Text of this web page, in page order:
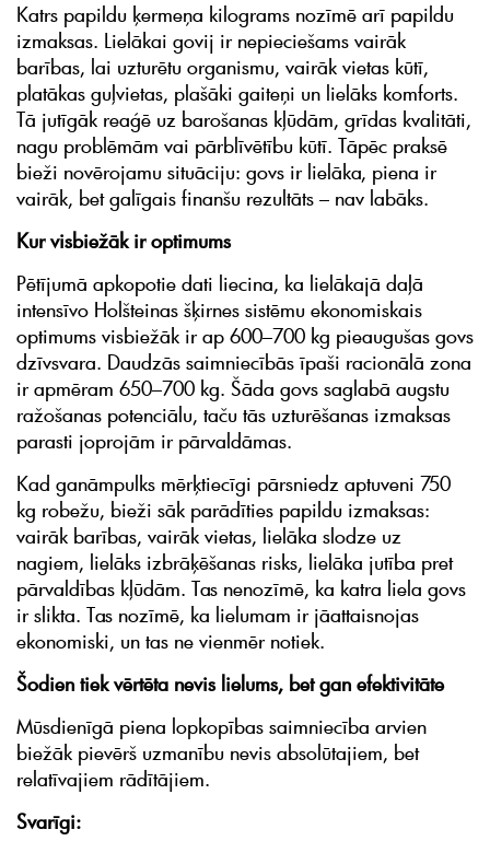
Katrs papildu ķermeņa kilograms nozīmē arī papildu
izmaksas. Lielākai govij ir nepieciešams vairāk
barības, lai uzturētu organismu, vairāk vietas kūtī,
platākas guļvietas, plašāki gaiteņi un lielāks komforts.
Tā jutīgāk reaģē uz barošanas kļūdām, grīdas kvalitāti,
nagu problēmām vai pārblīvētību kūtī. Tāpēc praksē
bieži novērojamu situāciju: govs ir lielāka, piena ir
vairāk, bet galīgais finanšu rezultāts – nav labāks.
Kur visbiežāk ir optimums
Pētījumā apkopotie dati liecina, ka lielākajā daļā
intensīvo Holšteinas šķirnes sistēmu ekonomiskais
optimums visbiežāk ir ap 600–700 kg pieaugušas govs
dzīvsvara. Daudzās saimniecībās īpaši racionālā zona
ir apmēram 650–700 kg. Šāda govs saglabā augstu
ražošanas potenciālu, taču tās uzturēšanas izmaksas
parasti joprojām ir pārvaldāmas.
Kad ganāmpulks mērķtiecīgi pārsniedz aptuveni 750
kg robežu, bieži sāk parādīties papildu izmaksas:
vairāk barības, vairāk vietas, lielāka slodze uz
nagiem, lielāks izbrāķēšanas risks, lielāka jutība pret
pārvaldības kļūdām. Tas nenozīmē, ka katra liela govs
ir slikta. Tas nozīmē, ka lielumam ir jāattaisnojas
ekonomiski, un tas ne vienmēr notiek.
Šodien tiek vērtēta nevis lielums, bet gan efektivitāte
Mūsdienīgā piena lopkopības saimniecība arvien
biežāk pievērš uzmanību nevis absolūtajiem, bet
relatīvajiem rādītājiem.
Svarīgi: